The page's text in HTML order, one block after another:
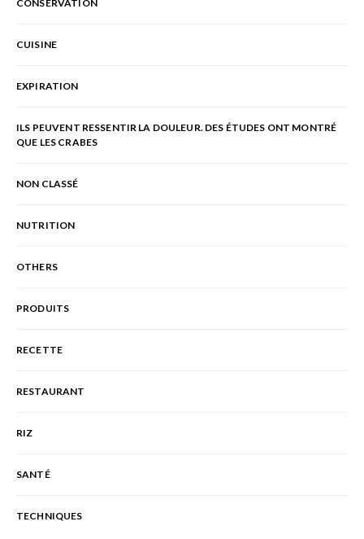
CONSERVATION
CUISINE
EXPIRATION
ILS PEUVENT RESSENTIR LA DOULEUR. DES ÉTUDES ONT MONTRÉ
QUE LES CRABES
NON CLASSÉ
NUTRITION
OTHERS
PRODUITS
RECETTE
RESTAURANT
RIZ
SANTÉ
TECHNIQUES